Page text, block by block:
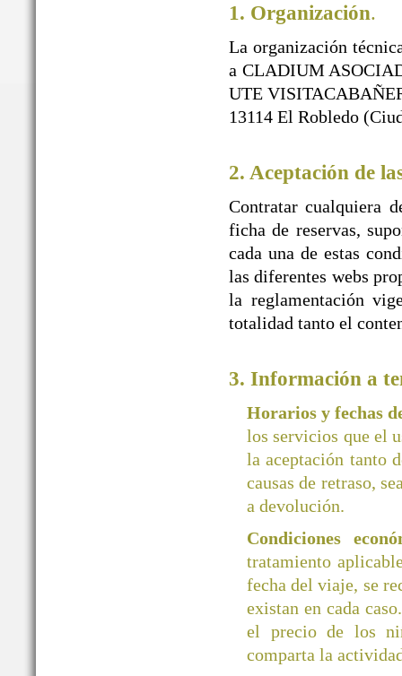
1. Organización.
La organización
a CLADIUM
UTE
13114 El Robledo
2. Aceptación de
Contratar cualquiera
ficha de reservas,
cada una de estas
las diferentes webs
la reglamentación
totalidad tanto el
3. Información a
Horarios y fechas
los servicios que el
la aceptación tanto
causas de retraso,
a devolución.
Condiciones
tratamiento
fecha del viaje, se
existan en cada
el precio de los
comparta la